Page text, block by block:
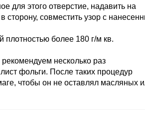
для этого отверстие, надавить на
сторону, совместить узор с
плотностью более 180 г/м кв.
несколько раз
фольги. После таких процедур
чтобы он не оставлял масляных